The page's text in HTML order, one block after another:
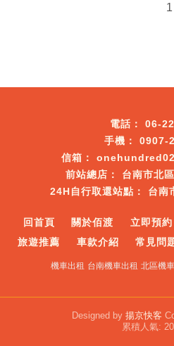
1
06-
0907-
台南市北
台南
回首頁 關於佰渡 立即預約
旅遊推薦
車款介紹 常見問
機車出租 台南機車出租 北區機
Designed by 揚京快客
累積人氣: